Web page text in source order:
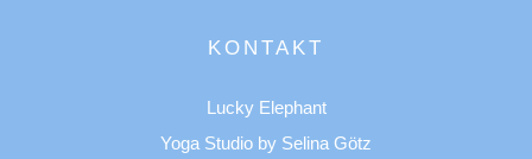
KONTAKT
Lucky Elephant
Yoga Studio by Selina Götz